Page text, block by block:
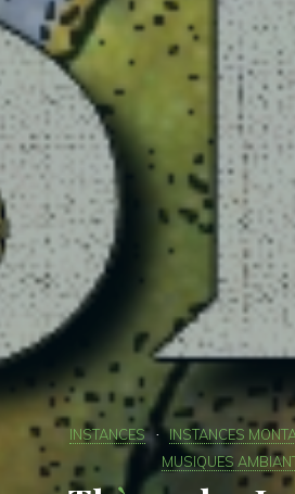
INSTANCES
INSTANCES
MUSIQUES